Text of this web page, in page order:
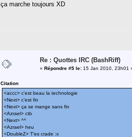
ça marche toujours XD
Re : Quottes IRC (BashRiff)
« Répondre #5 le: 15 Jan 2010, 23h01
Citation
<accc> c'est beau la technologie
<Next> c'est fin
<Next> ça se mange sans fin
<Azrael> ctb
<Next> ^^
<Azrael> heu
<DoubleZ> T'es crade :x